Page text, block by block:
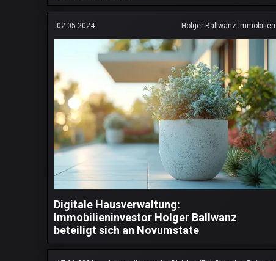
02.05.2024 Holger Ballwanz Immobilien
Digitale Hausverwaltung:
Immobilieninvestor Holger Ballwanz
beteiligt sich an Novumstate